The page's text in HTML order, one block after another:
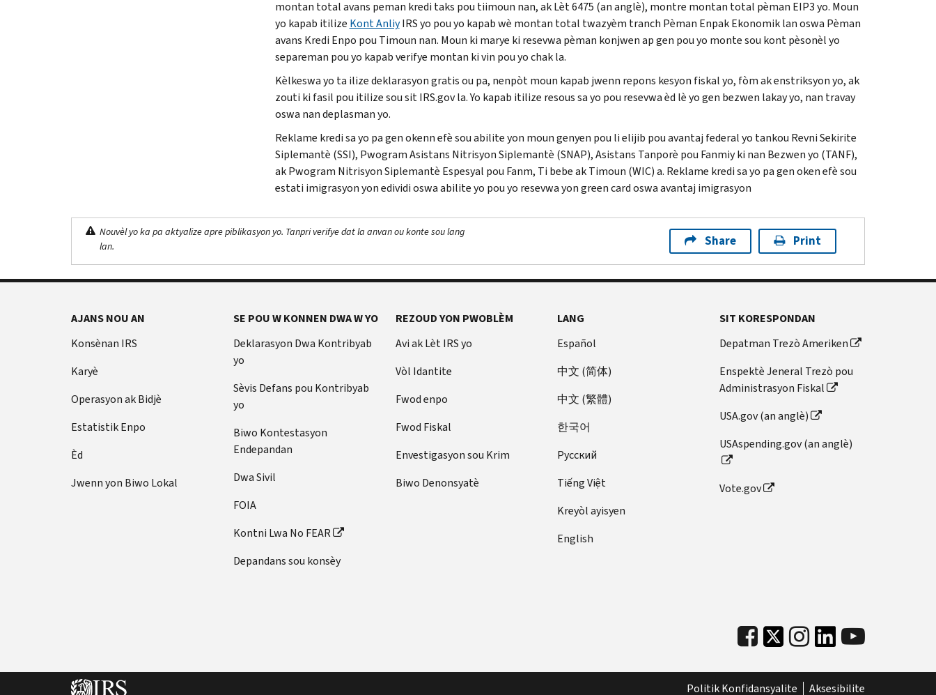
montan total avans peman kredi taks pou tiimoun nan, ak Lèt 6475 (an anglè), montre montan total pèman EIP3yo. Moun
yo kapab itilize Kont Anliy IRSyo pou yo kapab wè montan total twazyèm tranch Pèman Enpak Ekonomik lan oswa Pèman
avans Kredi Enpo pou Timoun nan. Moun ki marye ki resevwa pèman konjwen ap gen pou yo monte sou kont pèsonèl yo
separeman pou yo kapab verifye montan ki vin pou yo chak la.
Kèlkeswa yo ta ilize deklarasyon gratis ou pa, nenpòt moun kapab jwenn repons kesyon fiskal yo, fòm ak enstriksyon yo, ak
zouti ki fasil pou itilize sou sitIRS.govla. Yo kapab itilize resous sa yo pou resevwa èd lè yo gen bezwen lakay yo, nan travay
oswa nan deplasman yo.
Reklame kredi sa yo pa gen okenn efè sou abilite yon moun genyen pou li elijib pou avantaj federal yo tankou Revni Sekirite
Siplemantè (SSI), Pwogram Asistans Nitrisyon Siplemantè (SNAP), Asistans Tanporè pou Fanmiy ki nan Bezwen yo (TANF),
ak Pwogram Nitrisyon Siplemantè Espesyal pou Fanm, Ti bebe ak Timoun (WIC) a. Reklame kredi sa yo pa gen oken efè sou
estati imigrasyon yon edividi oswa abilite yo pou yo resevwa yon green card oswa avantaj imigrasyon
Nouvèl yo ka pa aktyalize apre piblikasyon yo. Tanpri verifye dat la anvan ou konte sou lang
lan.
Share Print
AJANS NOU AN
Konsènan IRS
Karyè
Operasyon ak Bidjè
Estatistik Enpo
Èd
Jwenn yon Biwo Lokal
SE POU W KONNEN DWA W YO
Deklarasyon Dwa Kontribyab
yo
Sèvis Defans pou Kontribyab
yo
Biwo Kontestasyon
Endepandan
Dwa Sivil
FOIA
Kontni Lwa No FEAR
Depandans sou konsèy
REZOUD YON PWOBLÈM
Avi ak Lèt IRS yo
Vòl Idantite
Fwod enpo
Fwod Fiskal
Envestigasyon sou Krim
Biwo Denonsyatè
LANG
Español
中文 (简体)
中文 (繁體)
한국어
Pусский
Tiếng Việt
Kreyòl ayisyen
English
SIT KORESPONDAN
Depatman Trezò Ameriken
Enspektè Jeneral Trezò pou
Administrasyon Fiskal
USA.gov (an anglè)
USAspending.gov (an anglè)
Vote.gov
Politik Konfidansyalite Aksesibilite